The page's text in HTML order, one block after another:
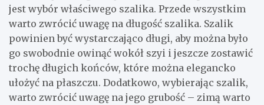
jest wybór właściwego szalika. Przede wszystkim
warto zwrócić uwagę na długość szalika. Szalik
powinien być wystarczająco długi, aby można było
go swobodnie owinąć wokół szyi i jeszcze zostawić
trochę długich końców, które można elegancko
ułożyć na płaszczu. Dodatkowo, wybierając szalik,
warto zwrócić uwagę na jego grubość – zimą warto